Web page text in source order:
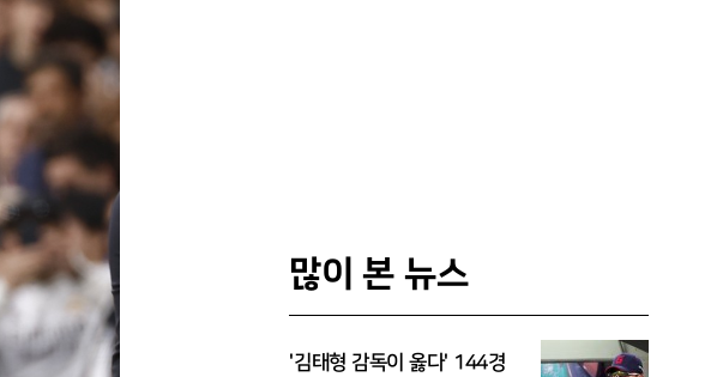
많이 본 뉴스
'김태형 감독이 옳다' 144경